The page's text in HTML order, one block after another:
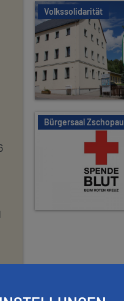
Volkssolidarität
Bürgersaal Zschopau
P
G